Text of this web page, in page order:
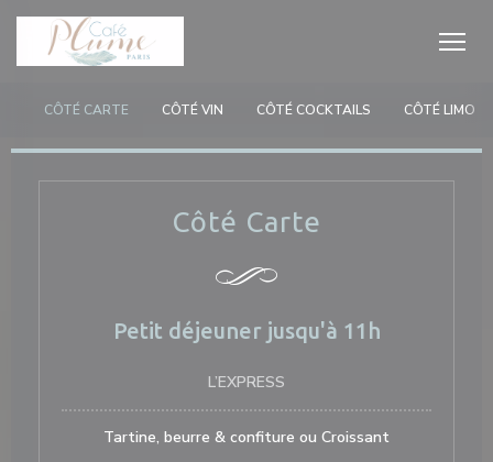
クッキー利用の管理について
Côté Carte
Petit déjeuner jusqu'à 11h
L’EXPRESS
Tartine, beurre & confiture ou Croissant
CÔTÉ CARTE CÔTÉ VIN CÔTÉ COCKTAILS CÔTÉ LIMO